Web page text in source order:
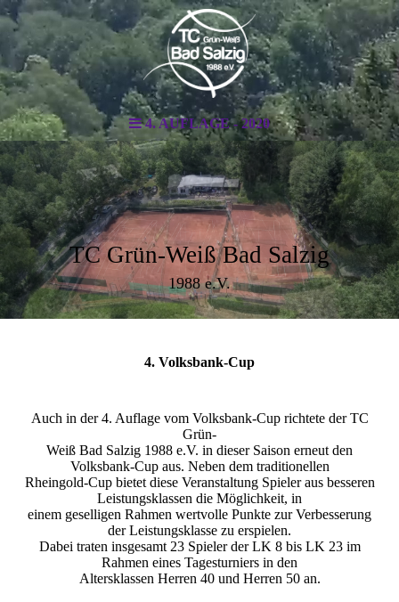
4. AUFLAGE - 2020
TC Grün-Weiß Bad Salzig
1988 e.V.
4. Volksbank-Cup
Auch in der 4. Auflage vom Volksbank-Cup richtete der TC
Grün-
Weiß Bad Salzig 1988 e.V. in dieser Saison erneut den
Volksbank-Cup aus. Neben dem traditionellen
Rheingold-Cup bietet diese Veranstaltung Spieler aus besseren
Leistungsklassen die Möglichkeit, in
einem geselligen Rahmen wertvolle Punkte zur Verbesserung
der Leistungsklasse zu erspielen.
Dabei traten insgesamt 23 Spieler der LK 8 bis LK 23 im
Rahmen eines Tagesturniers in den
Altersklassen Herren 40 und Herren 50 an.